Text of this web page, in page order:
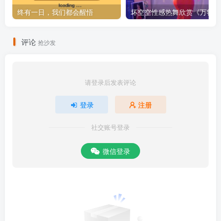
终有一日，我们都会醒悟 坏空空性感热舞欣赏《万物
评论 抢沙发
请登录后发表评论
登录 注册
社交账号登录
微信登录